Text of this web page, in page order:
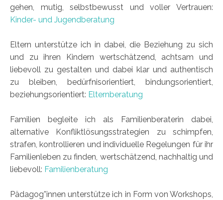
gehen, mutig, selbstbewusst und voller Vertrauen:
Kinder- und Jugendberatung
Eltern unterstütze ich in dabei, die Beziehung zu sich
und zu ihren Kindern wertschätzend, achtsam und
liebevoll zu gestalten und dabei klar und authentisch
zu bleiben, bedürfnisorientiert, bindungsorientiert,
beziehungsorientiert: Elternberatung
Familien begleite ich als Familienberaterin dabei,
alternative Konfliktlösungsstrategien zu schimpfen,
strafen, kontrollieren und individuelle Regelungen für ihr
Familienleben zu finden, wertschätzend, nachhaltig und
liebevoll: Familienberatung
Pädagog*innen unterstütze ich in Form von Workshops,